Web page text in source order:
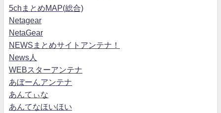
5chまとめMAP(総合)
Netagear
NetaGear
NEWSまとめサイトアンテナ！
News人
WEBスターアンテナ
あぼーんアンテナ
あんてぃな
あんてなほいほい